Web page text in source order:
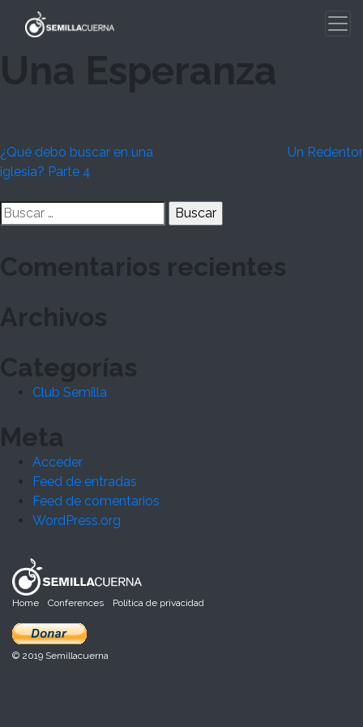
Una Esperanza
Navegación
de
entradas
¿Qué debo buscar en una
iglesia? Parte 4
Un Redentor
Buscar:
Comentarios recientes
Archivos
Categorías
Club Semilla
Meta
Acceder
Feed de entradas
Feed de comentarios
WordPress.org
Home Conferences Política de privacidad
© 2019 Semillacuerna